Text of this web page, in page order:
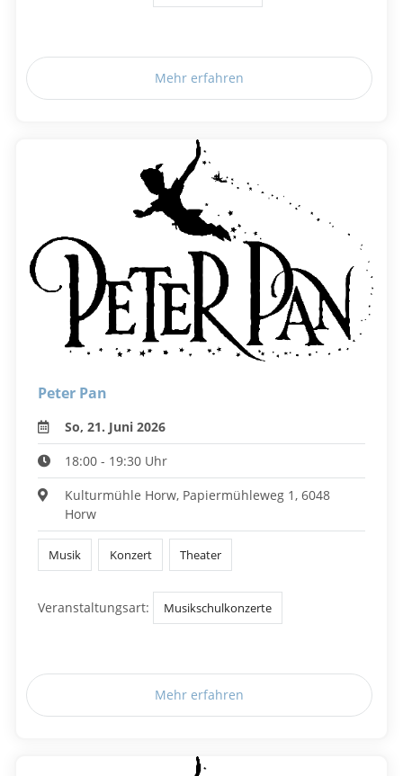
Mehr erfahren
Peter Pan
So, 21. Juni 2026
18:00 - 19:30 Uhr
Kulturmühle Horw, Papiermühleweg 1, 6048
Horw
Musik Konzert Theater
Veranstaltungsart: Musikschulkonzerte
Mehr erfahren